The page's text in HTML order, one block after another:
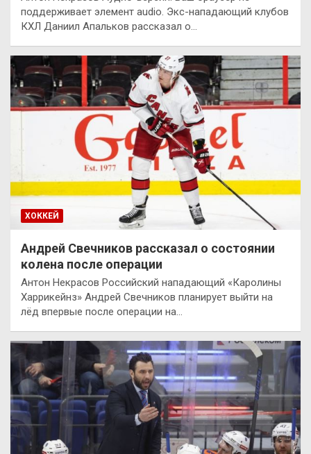
поддерживает элемент audio. Экс-нападающий клубов
КХЛ Даниил Апальков рассказал о…
ХОККЕЙ
Андрей Свечников рассказал о состоянии
колена после операции
Антон Некрасов Российский нападающий «Каролины
Харрикейнз» Андрей Свечников планирует выйти на
лёд впервые после операции на…